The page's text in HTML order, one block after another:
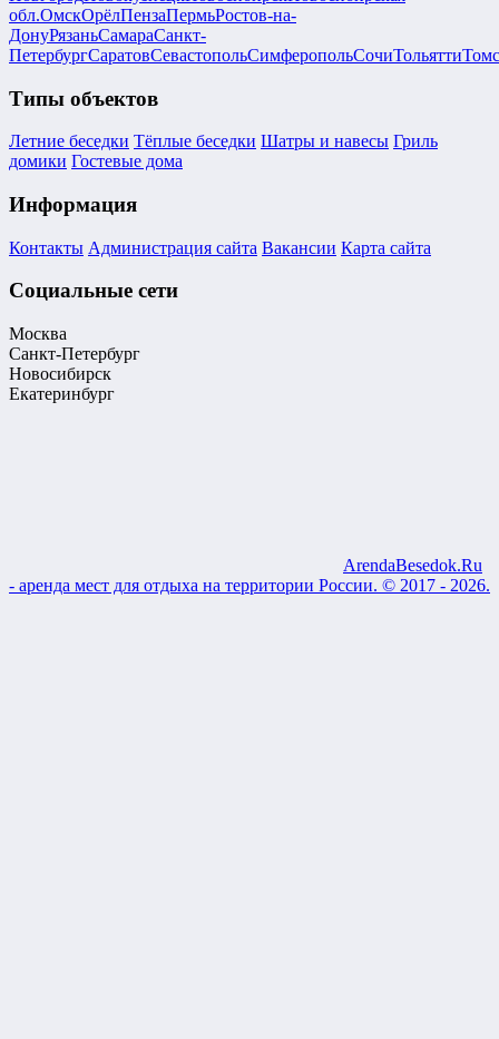
обл.ОмскОрёлПензаПермьРостов-на-
ДонуРязаньСамараСанкт-
ПетербургСаратовСевастопольСимферопольСочиТольятти
Типы объектов
Летние беседки Тёплые беседки Шатры и навесы Гриль
домики Гостевые дома
Информация
Контакты Администрация сайта Вакансии Карта сайта
Социальные сети
Москва
Санкт-Петербург
Новосибирск
Екатеринбург
ArendaBesedok.Ru
- аренда мест для отдыха на территории России. © 2017 - 2026.